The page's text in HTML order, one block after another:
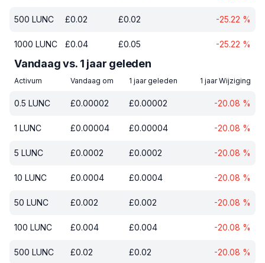
500 LUNC £0.02 £0.02 -25.22 %
1000 LUNC £0.04 £0.05 -25.22 %
Vandaag vs. 1 jaar geleden
Activum Vandaag om 1 jaar geleden 1 jaar Wijziging
0.5 LUNC £0.00002 £0.00002 -20.08 %
1 LUNC £0.00004 £0.00004 -20.08 %
5 LUNC £0.0002 £0.0002 -20.08 %
10 LUNC £0.0004 £0.0004 -20.08 %
50 LUNC £0.002 £0.002 -20.08 %
100 LUNC £0.004 £0.004 -20.08 %
500 LUNC £0.02 £0.02 -20.08 %